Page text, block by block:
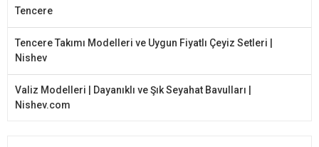
Tencere
Tencere Takımı Modelleri ve Uygun Fiyatlı Çeyiz Setleri |
Nishev
Valiz Modelleri | Dayanıklı ve Şık Seyahat Bavulları |
Nishev.com